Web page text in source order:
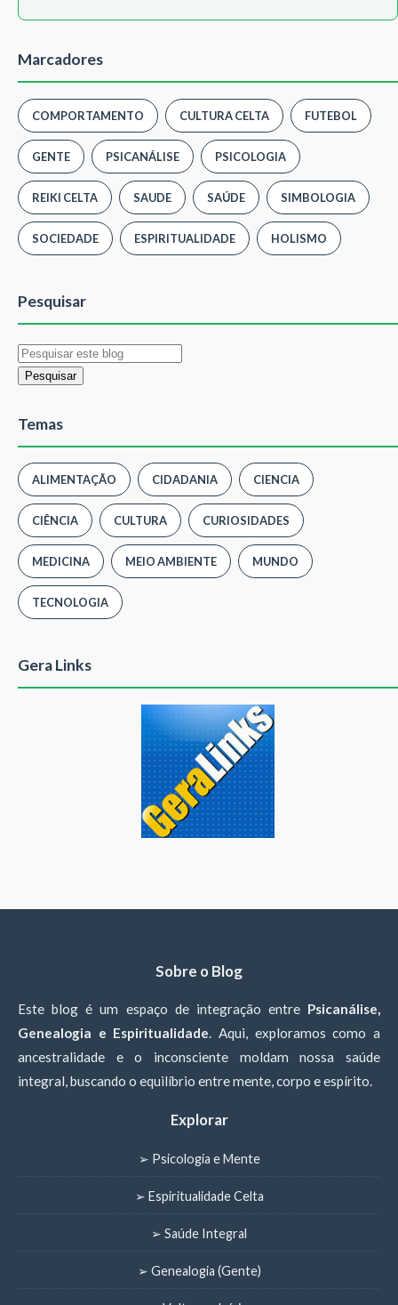
Marcadores
COMPORTAMENTO CULTURA CELTA FUTEBOL
GENTE PSICANÁLISE PSICOLOGIA
REIKI CELTA SAUDE SAÚDE SIMBOLOGIA
SOCIEDADE ESPIRITUALIDADE HOLISMO
Pesquisar
Temas
ALIMENTAÇÃO CIDADANIA CIENCIA
CIÊNCIA CULTURA CURIOSIDADES
MEDICINA MEIO AMBIENTE MUNDO
TECNOLOGIA
Gera Links
Sobre o Blog
Este blog é um espaço de integração entre Psicanálise,
Genealogia e Espiritualidade. Aqui, exploramos como a
ancestralidade e o inconsciente moldam nossa saúde
integral, buscando o equilíbrio entre mente, corpo e espírito.
Explorar
➢ Psicologia e Mente
➢ Espiritualidade Celta
➢ Saúde Integral
➢ Genealogia (Gente)